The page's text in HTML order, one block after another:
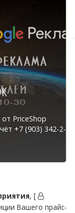
PriceShop
+7 (903) 342-2-
, [
Вашего прайс-